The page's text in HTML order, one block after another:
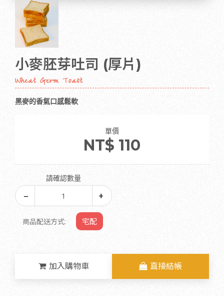
小麥胚芽吐司 (厚片)
Wheat Germ Toast
黑麥的香氣口感鬆軟
單價
NT$ 110
請確認數量
商品配送方式: 宅配
加入購物車 直接結帳